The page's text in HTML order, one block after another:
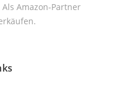
Amazon-Partner